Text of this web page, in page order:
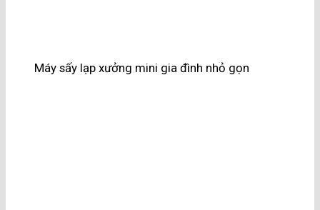
Máy sấy lạp xưởng mini gia đình nhỏ gọn